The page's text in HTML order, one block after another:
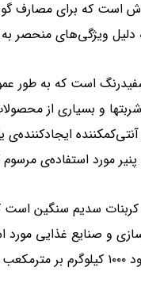
است که برای مصارف
ویژگی‌های منحصر
است که به طور
و بسیاری از
مورد استفاده‌ی مرسوم
سدیم سنگین است